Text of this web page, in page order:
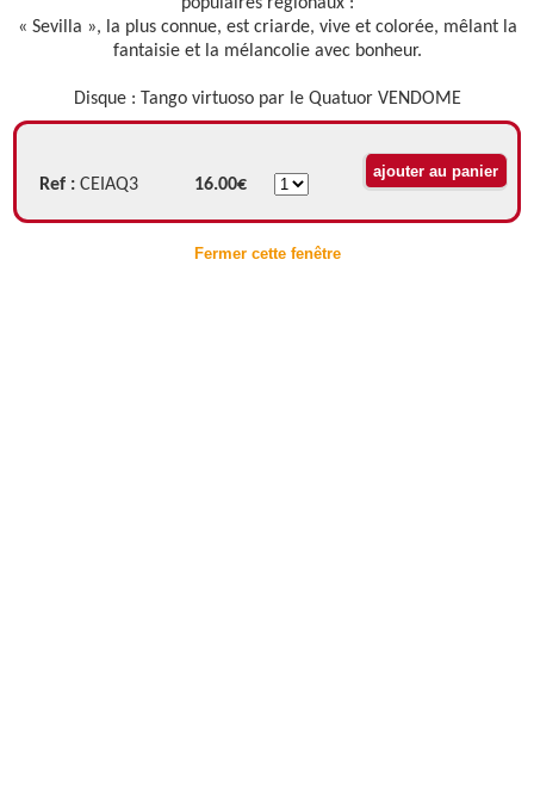
« Sevilla », la plus connue, est criarde, vive et colorée, mêlant la
fantaisie et la mélancolie avec bonheur.
Disque : Tango virtuoso par le Quatuor VENDOME
Ref : CEIAQ3 16.00€
Fermer cette fenêtre